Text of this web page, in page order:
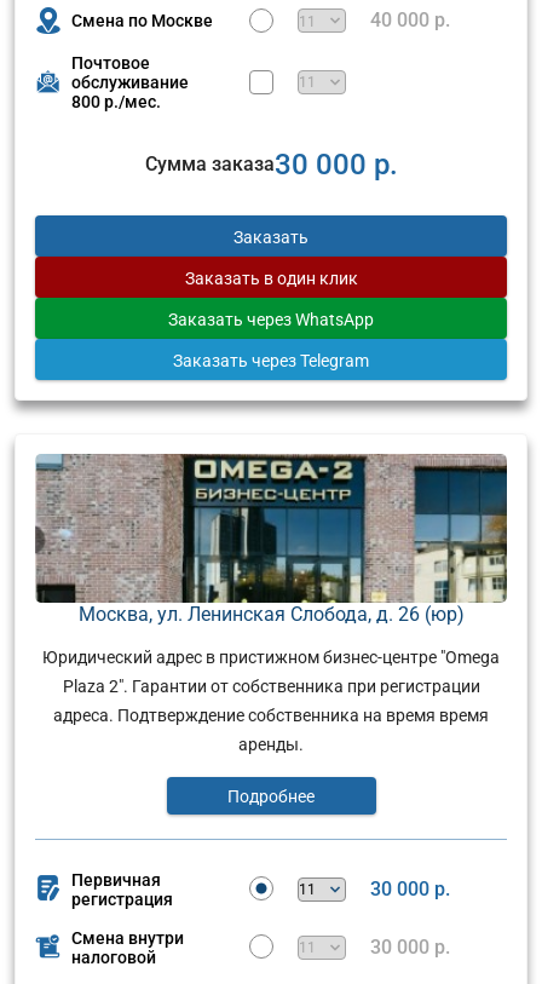
Смена по Москве 40 000 р.
Почтовое
обслуживание
800 р./мес.
Сумма заказа30 000 р.
Заказать
Заказать в один клик
Заказать через WhatsApp
Заказать через Telegram
Москва, ул. Ленинская Слобода, д. 26 (юр)
Юридический адрес в пристижном бизнес-центре "Omega
Plaza 2". Гарантии от собственника при регистрации
адреса. Подтверждение собственника на время время
аренды.
Подробнее
Первичная
регистрация
30 000 р.
Смена внутри
налоговой
30 000 р.